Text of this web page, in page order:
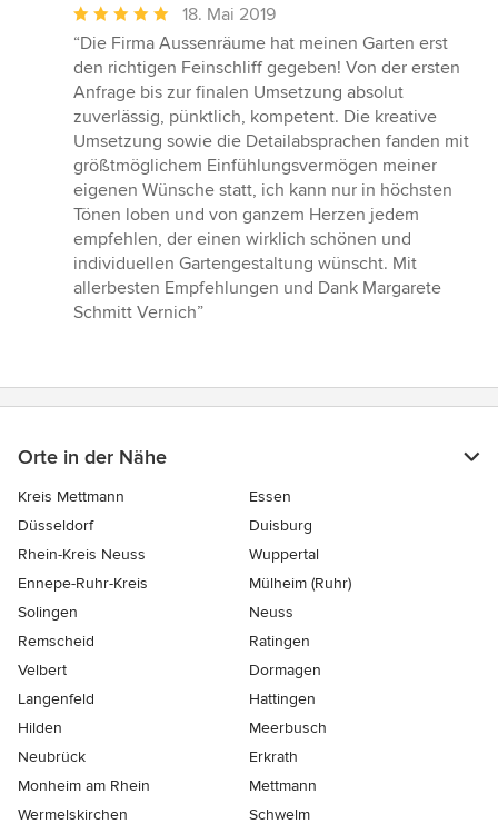
Durchschnittliche
Bewertung:
5
von
5
Sternen
18. Mai 2019
“Die Firma Aussenräume hat meinen Garten erst
den richtigen Feinschliff gegeben! Von der ersten
Anfrage bis zur finalen Umsetzung absolut
zuverlässig, pünktlich, kompetent. Die kreative
Umsetzung sowie die Detailabsprachen fanden mit
größtmöglichem Einfühlungsvermögen meiner
eigenen Wünsche statt, ich kann nur in höchsten
Tönen loben und von ganzem Herzen jedem
empfehlen, der einen wirklich schönen und
individuellen Gartengestaltung wünscht. Mit
allerbesten Empfehlungen und Dank Margarete
Schmitt Vernich”
Orte in der Nähe
Kreis Mettmann
Essen
Düsseldorf
Duisburg
Rhein-Kreis Neuss
Wuppertal
Ennepe-Ruhr-Kreis
Mülheim (Ruhr)
Solingen
Neuss
Remscheid
Ratingen
Velbert
Dormagen
Langenfeld
Hattingen
Hilden
Meerbusch
Neubrück
Erkrath
Monheim am Rhein
Mettmann
Wermelskirchen
Schwelm